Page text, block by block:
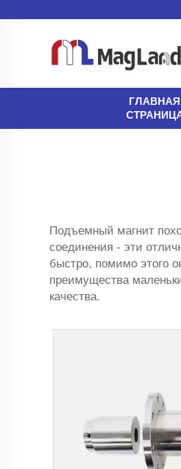
ГЛАВНАЯ
Подъемный магнит
соединения - эти
быстро, помимо этого
преимущества
качества.